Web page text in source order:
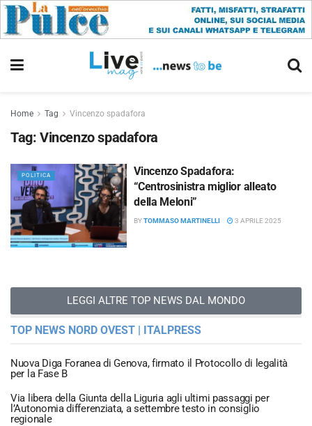
Home Tag Vincenzo spadafora
Tag: Vincenzo spadafora
POLITICA
Vincenzo Spadafora:
“Centrosinistra miglior alleato
della Meloni”
BYTOMMASO MARTINELLI 3 APRILE 2025
LEGGI ALTRE TOP NEWS DAL MONDO
TOP NEWS NORD OVEST | ITALPRESS
Nuova Diga Foranea di Genova, firmato il Protocollo di legalità
per la Fase B
Via libera della Giunta della Liguria agli ultimi passaggi per
l’Autonomia differenziata, a settembre testo in consiglio
regionale